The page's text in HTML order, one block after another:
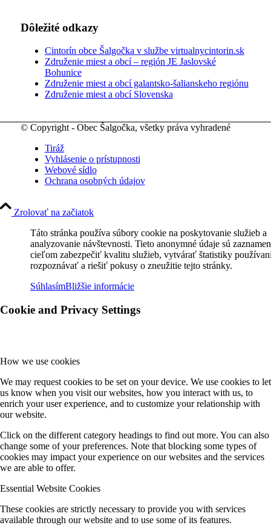
Dôležité odkazy
Cintorín obce Šalgočka v službe virtualnycintorin.sk
Združenie miest a obcí – región JE Jaslovské
Bohunice
Združenie miest a obcí galantsko-šalianskeho regiónu
Združenie miest a obcí Slovenska
© Copyright - Obec Šalgočka, všetky práva vyhradené
Tiráž
Vyhlásenie o prístupnosti
Webové sídlo
Ochrana osobných údajov
Zrolovať na začiatok
Táto stránka používa súbory cookie na poskytovanie služieb a
analyzovanie návštevnosti. Tieto anonymné údaje sú
cieľom zabezpečiť kvalitu služieb, vytvárať štatistiky
rozpoznávať a riešiť pokusy o zneužitie tejto stránky.
SúhlasímBližšie informácie
Cookie and Privacy Settings
How we use cookies
We may request cookies to be set on your device. We use cookies to let
us know when you visit our websites, how you interact with us, to
enrich your user experience, and to customize your relationship with
our website.
Click on the different category headings to find out more. You can also
change some of your preferences. Note that blocking some types of
cookies may impact your experience on our websites and the services
we are able to offer.
Essential Website Cookies
These cookies are strictly necessary to provide you with services
available through our website and to use some of its features.